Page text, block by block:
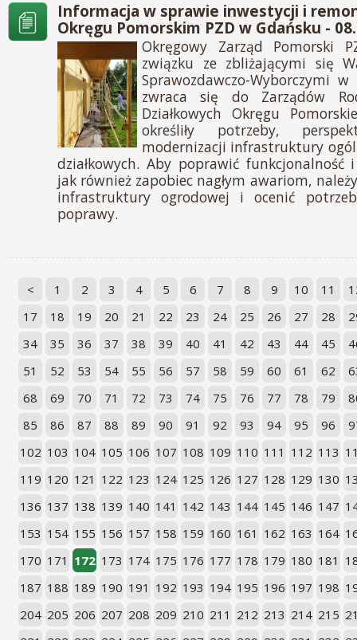
Informacja w sprawie inwestycji i
Okręgu Pomorskim PZD w Gdańsku -
Okręgowy Zarząd Pomorski
związku ze zbliżającymi się
Sprawozdawczo-Wyborczymi
zwraca się do Zarządów
Działkowych Okręgu
określiły potrzeby,
modernizacji infrastruktury
działkowych. Aby poprawić funkcjonalność
jak również zapobiec nagłym awariom,
infrastruktury ogrodowej i ocenić
poprawy.
< 1 2 3 4 5 6 7 8 9 10 11
17
18 19 20 21 22 23 24 25 26 27 28
34
35 36 37 38 39 40 41 42 43 44 45
51
52 53 54 55 56 57 58 59 60 61 62
68
69 70 71 72 73 74 75 76 77 78 79
85
86 87 88 89 90 91 92 93 94 95 96
102 103 104 105 106 107 108 109 110 111 112 113
119 120 121 122 123 124 125 126 127 128 129 130
136 137 138 139 140 141 142 143 144 145 146 147
153 154 155 156 157 158 159 160 161 162 163 164
170 171 172 173 174 175 176 177 178 179 180 181
187 188 189 190 191 192 193 194 195 196 197 198
204 205 206 207 208 209 210 211 212 213 214 215